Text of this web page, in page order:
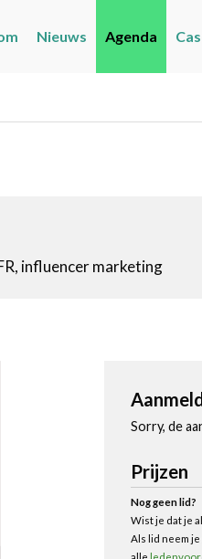
Nieuws Agenda
influencer marketing
Sorry, de
Prijzen
Nog geen lid?
Wist je dat je
Als lid neem